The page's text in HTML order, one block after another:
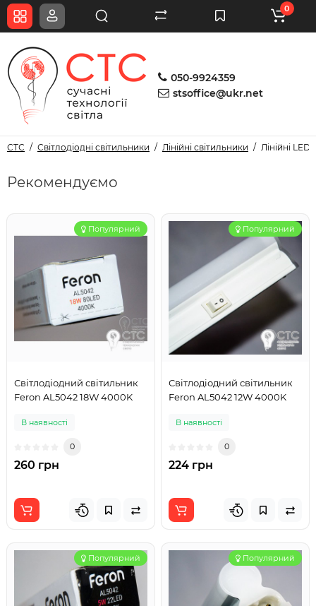
050-9924359
stsoffice@ukr.net
0
СТС Світлодіодні світильники Лінійні світильники Лінійні LED
Рекомендуємо
Популярний
Світлодіодний світильник
Feron AL5042 18W 4000K
В наявності
0
260 грн
Популярний
Світлодіодний світильник
Feron AL5042 12W 4000K
В наявності
0
224 грн
Популярний Популярний